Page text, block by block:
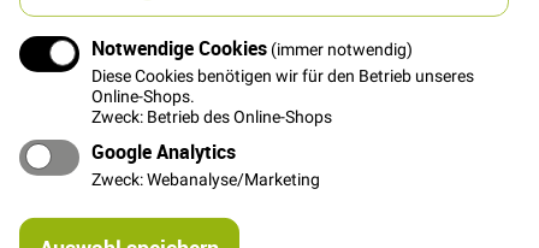
Notwendige Cookies (immer notwendig)
Diese Cookies benötigen wir für den Betrieb unseres
Online-Shops.
Zweck: Betrieb des Online-Shops
Google Analytics
Zweck: Webanalyse/Marketing
Details
Großer 2-Loch Kokosknopf mit dunkelvioletter